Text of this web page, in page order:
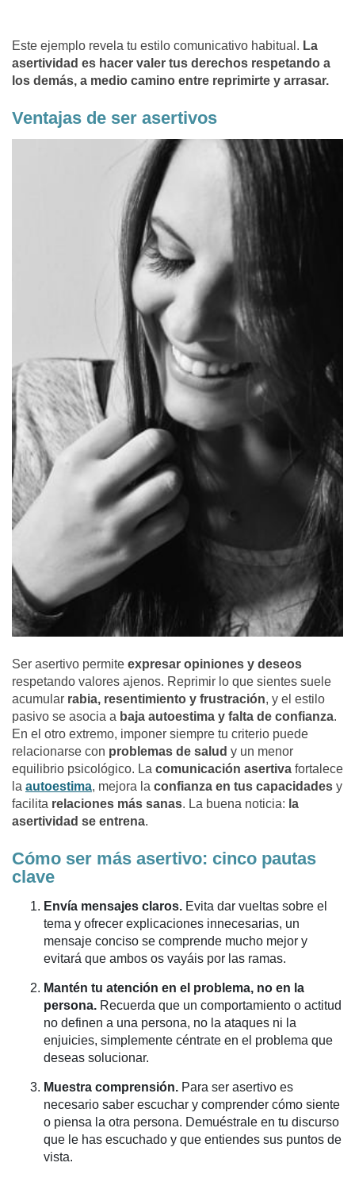
Este ejemplo revela tu estilo comunicativo habitual. La
asertividad es hacer valer tus derechos respetando a
los demás, a medio camino entre reprimirte y arrasar.
Ventajas de ser asertivos
Ser asertivo permite expresar opiniones y deseos
respetando valores ajenos. Reprimir lo que sientes suele
acumular rabia, resentimiento y frustración, y el estilo
pasivo se asocia a baja autoestima y falta de confianza.
En el otro extremo, imponer siempre tu criterio puede
relacionarse con problemas de salud y un menor
equilibrio psicológico. La comunicación asertiva fortalece
la autoestima, mejora la confianza en tus capacidades y
facilita relaciones más sanas. La buena noticia: la
asertividad se entrena.
Cómo ser más asertivo: cinco pautas
clave
Envía mensajes claros. Evita dar vueltas sobre el
tema y ofrecer explicaciones innecesarias, un
mensaje conciso se comprende mucho mejor y
evitará que ambos os vayáis por las ramas.
Mantén tu atención en el problema, no en la
persona. Recuerda que un comportamiento o actitud
no definen a una persona, no la ataques ni la
enjuicies, simplemente céntrate en el problema que
deseas solucionar.
Muestra comprensión. Para ser asertivo es
necesario saber escuchar y comprender cómo siente
o piensa la otra persona. Demuéstrale en tu discurso
que le has escuchado y que entiendes sus puntos de
vista.